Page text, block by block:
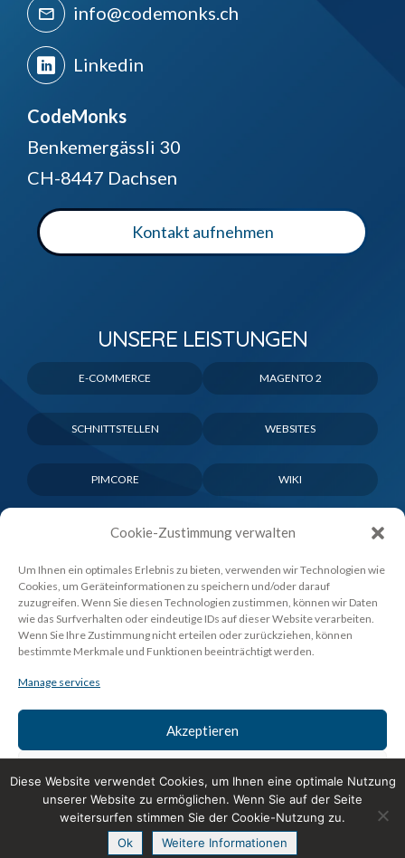
Cookie-Zustimmung verwalten
Um Ihnen ein optimales Erlebnis zu bieten, verwenden wir Technologien wie
Cookies, um Geräteinformationen zu speichern und/oder darauf
zuzugreifen. Wenn Sie diesen Technologien zustimmen, können wir Daten
wie das Surfverhalten oder eindeutige IDs auf dieser Website verarbeiten.
Wenn Sie Ihre Zustimmung nicht erteilen oder zurückziehen, können
bestimmte Merkmale und Funktionen beeinträchtigt werden.
Manage services
Akzeptieren
Einstellungen ansehen
Cookie-RichtlinieDatenschutzImpressum
info@codemonks.ch
Linkedin
CodeMonks
Benkemergässli 30
CH-8447 Dachsen
Kontakt aufnehmen
UNSERE LEISTUNGEN
E-COMMERCE MAGENTO 2
SCHNITTSTELLEN WEBSITES
PIMCORE WIKI
Unser Angebot richtet sich ausschliesslich an Kunden in der
Schweiz.
Impressum
Datenschutz AGB
Diese Website verwendet Cookies, um Ihnen eine optimale Nutzung
unserer Website zu ermöglichen. Wenn Sie auf der Seite
weitersurfen stimmen Sie der Cookie-Nutzung zu.
Ok
Weitere Informationen